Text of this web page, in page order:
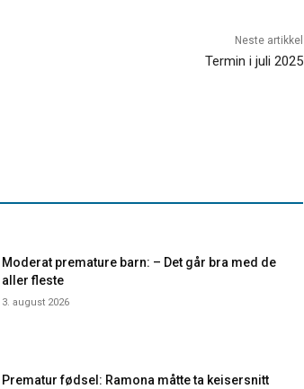
Neste artikkel
Termin i juli 2025
Moderat premature barn: – Det går bra med de
aller fleste
3. august 2026
Prematur fødsel: Ramona måtte ta keisersnitt